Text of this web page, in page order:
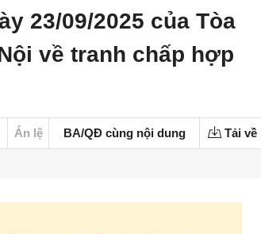
23/09/2025 của Tòa
về tranh chấp hợp
Án lệ BA/QĐ cùng nội dung Tải về